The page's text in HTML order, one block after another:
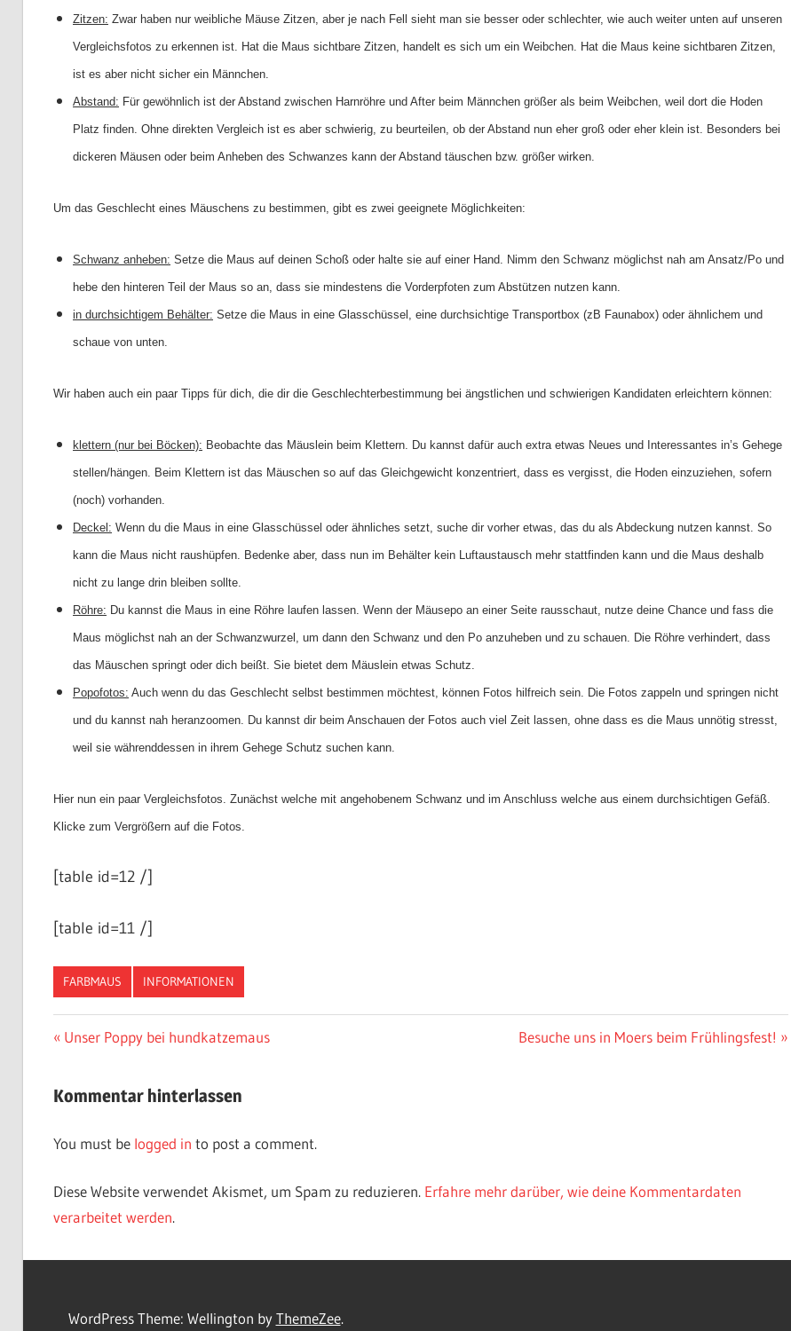
Zitzen: Zwar haben nur weibliche Mäuse Zitzen, aber je nach Fell sieht man sie besser oder schlechter, wie auch weiter unten auf unseren
Vergleichsfotos zu erkennen ist. Hat die Maus sichtbare Zitzen, handelt es sich um ein Weibchen. Hat die Maus keine sichtbaren Zitzen,
ist es aber nicht sicher ein Männchen.
Abstand: Für gewöhnlich ist der Abstand zwischen Harnröhre und After beim Männchen größer als beim Weibchen, weil dort die Hoden
Platz finden. Ohne direkten Vergleich ist es aber schwierig, zu beurteilen, ob der Abstand nun eher groß oder eher klein ist. Besonders bei
dickeren Mäusen oder beim Anheben des Schwanzes kann der Abstand täuschen bzw. größer wirken.
Um das Geschlecht eines Mäuschens zu bestimmen, gibt es zwei geeignete Möglichkeiten:
Schwanz anheben: Setze die Maus auf deinen Schoß oder halte sie auf einer Hand. Nimm den Schwanz möglichst nah am Ansatz/Po und
hebe den hinteren Teil der Maus so an, dass sie mindestens die Vorderpfoten zum Abstützen nutzen kann.
in durchsichtigem Behälter: Setze die Maus in eine Glasschüssel, eine durchsichtige Transportbox (zB Faunabox) oder ähnlichem und
schaue von unten.
Wir haben auch ein paar Tipps für dich, die dir die Geschlechterbestimmung bei ängstlichen und schwierigen Kandidaten erleichtern können:
klettern (nur bei Böcken): Beobachte das Mäuslein beim Klettern. Du kannst dafür auch extra etwas Neues und Interessantes in’s Gehege
stellen/hängen. Beim Klettern ist das Mäuschen so auf das Gleichgewicht konzentriert, dass es vergisst, die Hoden einzuziehen, sofern
(noch) vorhanden.
Deckel: Wenn du die Maus in eine Glasschüssel oder ähnliches setzt, suche dir vorher etwas, das du als Abdeckung nutzen kannst. So
kann die Maus nicht raushüpfen. Bedenke aber, dass nun im Behälter kein Luftaustausch mehr stattfinden kann und die Maus deshalb
nicht zu lange drin bleiben sollte.
Röhre: Du kannst die Maus in eine Röhre laufen lassen. Wenn der Mäusepo an einer Seite rausschaut, nutze deine Chance und fass die
Maus möglichst nah an der Schwanzwurzel, um dann den Schwanz und den Po anzuheben und zu schauen. Die Röhre verhindert, dass
das Mäuschen springt oder dich beißt. Sie bietet dem Mäuslein etwas Schutz.
Popofotos: Auch wenn du das Geschlecht selbst bestimmen möchtest, können Fotos hilfreich sein. Die Fotos zappeln und springen nicht
und du kannst nah heranzoomen. Du kannst dir beim Anschauen der Fotos auch viel Zeit lassen, ohne dass es die Maus unnötig stresst,
weil sie währenddessen in ihrem Gehege Schutz suchen kann.
Hier nun ein paar Vergleichsfotos. Zunächst welche mit angehobenem Schwanz und im Anschluss welche aus einem durchsichtigen Gefäß.
Klicke zum Vergrößern auf die Fotos.
[table id=12 /]
[table id=11 /]
FARBMAUS INFORMATIONEN
Unser Poppy bei hundkatzemaus Besuche uns in Moers beim Frühlingsfest!
Kommentar hinterlassen
You must be logged in to post a comment.
Diese Website verwendet Akismet, um Spam zu reduzieren. Erfahre mehr darüber, wie deine Kommentardaten
verarbeitet werden.
WordPress Theme: Wellington byThemeZee.